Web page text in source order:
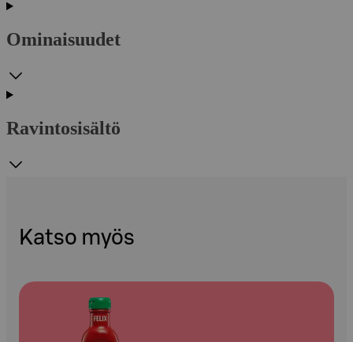
Ominaisuudet
Ravintosisältö
Katso myös